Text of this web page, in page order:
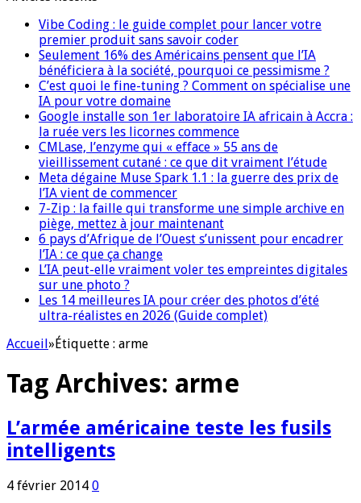
Vibe Coding : le guide complet pour lancer votre
premier produit sans savoir coder
Seulement 16% des Américains pensent que l’IA
bénéficiera à la société, pourquoi ce pessimisme ?
C’est quoi le fine-tuning ? Comment on spécialise une
IA pour votre domaine
Google installe son 1er laboratoire IA africain à Accra :
la ruée vers les licornes commence
CMLase, l’enzyme qui « efface » 55 ans de
vieillissement cutané : ce que dit vraiment l’étude
Meta dégaine Muse Spark 1.1 : la guerre des prix de
l’IA vient de commencer
7-Zip : la faille qui transforme une simple archive en
piège, mettez à jour maintenant
6 pays d’Afrique de l’Ouest s’unissent pour encadrer
l’IA : ce que ça change
L’IA peut-elle vraiment voler tes empreintes digitales
sur une photo ?
Les 14 meilleures IA pour créer des photos d’été
ultra-réalistes en 2026 (Guide complet)
Accueil»Étiquette : arme
Tag Archives: arme
L’armée américaine teste les fusils
intelligents
4 février 2014 0